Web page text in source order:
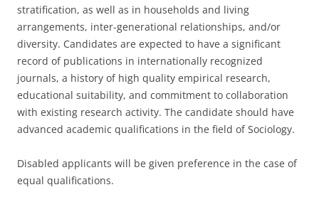
stratification, as well as in households and living
arrangements, inter-generational relationships, and/or
diversity. Candidates are expected to have a significant
record of publications in internationally recognized
journals, a history of high quality empirical research,
educational suitability, and commitment to collaboration
with existing research activity. The candidate should have
advanced academic qualifications in the field of Sociology.
Disabled applicants will be given preference in the case of
equal qualifications.